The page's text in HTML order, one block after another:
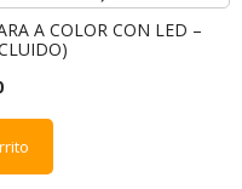
A COLOR CON LED –